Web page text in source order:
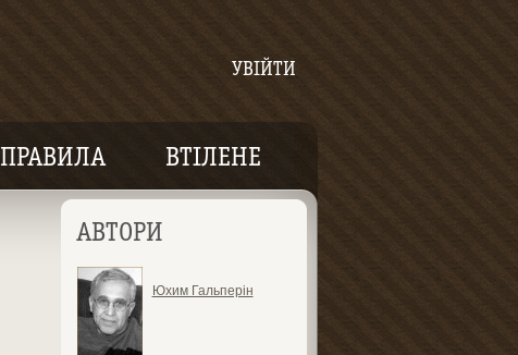
УВІЙТИ
ПРАВИЛА ВТІЛЕНЕ
АВТОРИ
Юхим Гальперін